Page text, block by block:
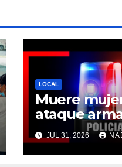
LOCAL
Muere
ataque
registrado
Cuernavaca
JUL 31, 2026